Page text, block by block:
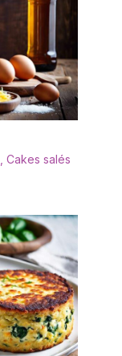
Cakes salés